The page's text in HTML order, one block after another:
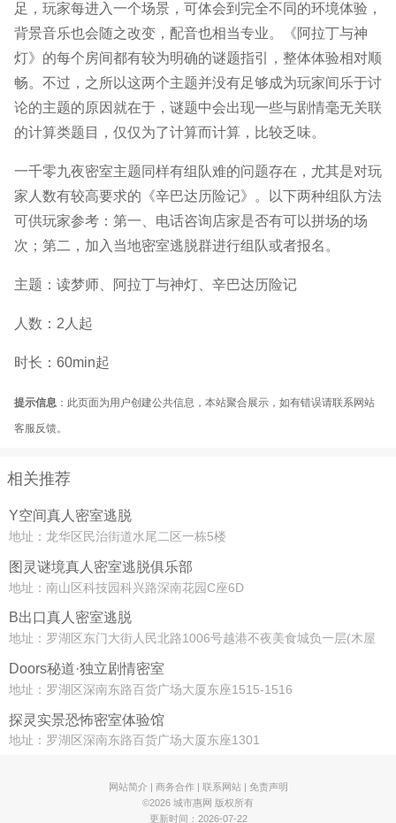
足，玩家每进入一个场景，可体会到完全不同的环境体验，
背景音乐也会随之改变，配音也相当专业。《阿拉丁与神
灯》的每个房间都有较为明确的谜题指引，整体体验相对顺
畅。不过，之所以这两个主题并没有足够成为玩家间乐于讨
论的主题的原因就在于，谜题中会出现一些与剧情毫无关联
的计算类题目，仅仅为了计算而计算，比较乏味。
一千零九夜密室主题同样有组队难的问题存在，尤其是对玩
家人数有较高要求的《辛巴达历险记》。以下两种组队方法
可供玩家参考：第一、电话咨询店家是否有可以拼场的场
次；第二，加入当地密室逃脱群进行组队或者报名。
主题：读梦师、阿拉丁与神灯、辛巴达历险记
人数：2人起
时长：60min起
提示信息 ：此页面为用户创建公共信息，本站聚合展示，如有错误请联系网站
客服反馈。
相关推荐
Y空间真人密室逃脱
地址：龙华区民治街道水尾二区一栋5楼
图灵谜境真人密室逃脱俱乐部
地址：南山区科技园科兴路深南花园C座6D
B出口真人密室逃脱
地址：罗湖区东门大街人民北路1006号越港不夜美食城负一层(木屋
烧烤旁)
Doors秘道·独立剧情密室
地址：罗湖区深南东路百货广场大厦东座1515-1516
探灵实景恐怖密室体验馆
地址：罗湖区深南东路百货广场大厦东座1301
网站简介 | 商务合作| 联系网站 | 免责声明
©2026 城市惠网 版权所有
更新时间：2026-07-22